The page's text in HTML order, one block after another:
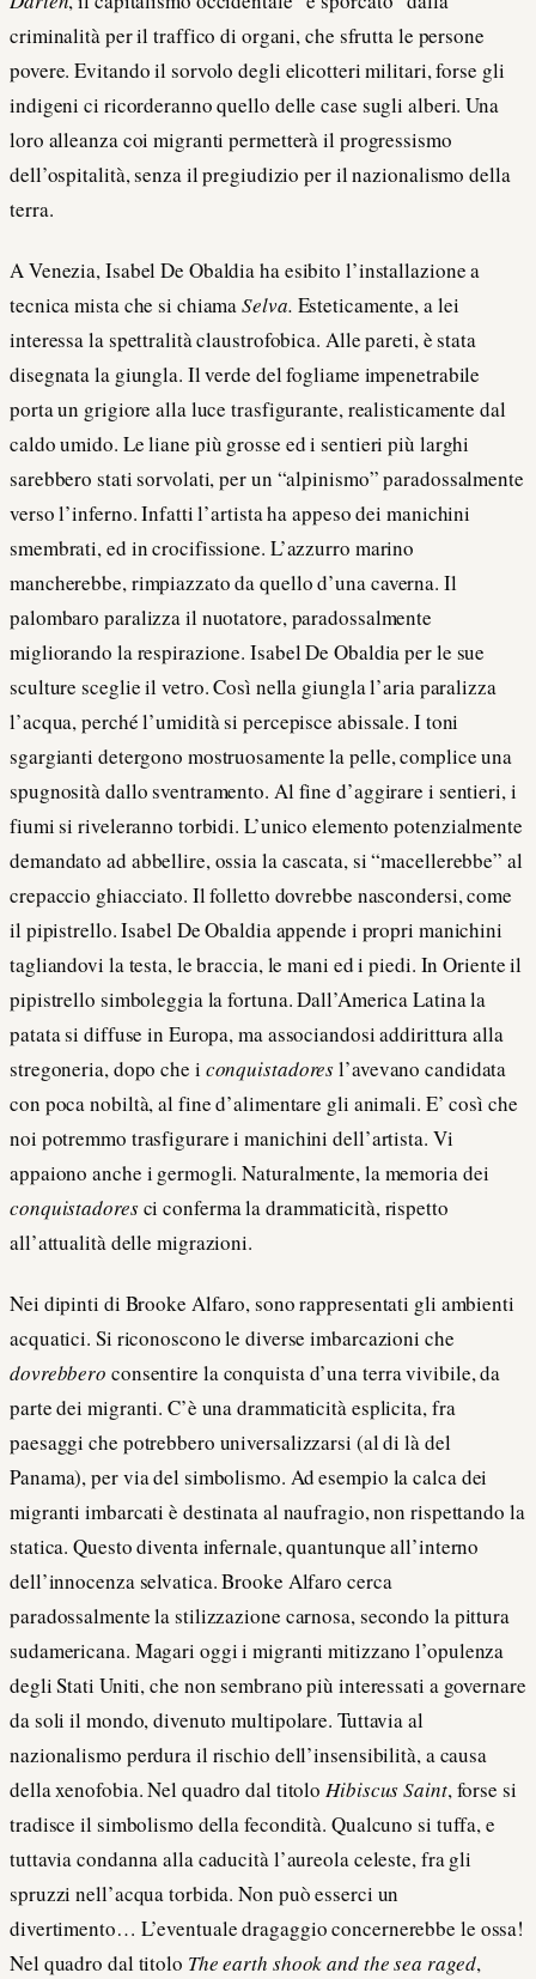
criminalità per il traffico di organi, che sfrutta le persone
povere. Evitando il sorvolo degli elicotteri militari, forse gli
indigeni ci ricorderanno quello delle case sugli alberi. Una
loro alleanza coi migranti permetterà il progressismo
dell’ospitalità, senza il pregiudizio per il nazionalismo della
terra.
A Venezia, Isabel De Obaldia ha esibito l’installazione a
tecnica mista che si chiamaSelva. Esteticamente, a lei
interessa la spettralità claustrofobica. Alle pareti, è stata
disegnata la giungla. Il verde del fogliame impenetrabile
porta un grigiore alla luce trasfigurante, realisticamente dal
caldo umido. Le liane più grosse ed i sentieri più larghi
sarebbero stati sorvolati, per un “alpinismo” paradossalmente
verso l’inferno. Infatti l’artista ha appeso dei manichini
smembrati, ed in crocifissione. L’azzurro marino
mancherebbe, rimpiazzato da quello d’una caverna. Il
palombaro paralizza il nuotatore, paradossalmente
migliorando la respirazione. Isabel De Obaldia per le sue
sculture sceglie il vetro. Così nella giungla l’aria paralizza
l’acqua, perché l’umidità si percepisce abissale. I toni
sgargianti detergono mostruosamente la pelle, complice una
spugnosità dallo sventramento. Al fine d’aggirare i sentieri, i
fiumi si riveleranno torbidi. L’unico elemento potenzialmente
demandato ad abbellire, ossia la cascata, si “macellerebbe” al
crepaccio ghiacciato. Il folletto dovrebbe nascondersi, come
il pipistrello. Isabel De Obaldia appende i propri manichini
tagliandovi la testa, le braccia, le mani ed i piedi. In Oriente il
pipistrello simboleggia la fortuna. Dall’America Latina la
patata si diffuse in Europa, ma associandosi addirittura alla
stregoneria, dopo che i conquistadoresl’avevano candidata
con poca nobiltà, al fine d’alimentare gli animali. E’ così che
noi potremmo trasfigurare i manichini dell’artista. Vi
appaiono anche i germogli. Naturalmente, la memoria dei
conquistadoresci conferma la drammaticità, rispetto
all’attualità delle migrazioni.
Nei dipinti di Brooke Alfaro, sono rappresentati gli ambienti
acquatici. Si riconoscono le diverse imbarcazioni che
dovrebbero consentire la conquista d’una terra vivibile, da
parte dei migranti. C’è una drammaticità esplicita, fra
paesaggi che potrebbero universalizzarsi (al di là del
Panama), per via del simbolismo. Ad esempio la calca dei
migranti imbarcati è destinata al naufragio, non rispettando la
statica. Questo diventa infernale, quantunque all’interno
dell’innocenza selvatica. Brooke Alfaro cerca
paradossalmente la stilizzazione carnosa, secondo la pittura
sudamericana. Magari oggi i migranti mitizzano l’opulenza
degli Stati Uniti, che non sembrano più interessati a governare
da soli il mondo, divenuto multipolare. Tuttavia al
nazionalismo perdura il rischio dell’insensibilità, a causa
della xenofobia. Nel quadro dal titoloHibiscus Saint, forse si
tradisce il simbolismo della fecondità. Qualcuno si tuffa, e
tuttavia condanna alla caducità l’aureola celeste, fra gli
spruzzi nell’acqua torbida. Non può esserci un
divertimento… L’eventuale dragaggio concernerebbe le ossa!
Nel quadro dal titolo The earth shook and the sea raged,